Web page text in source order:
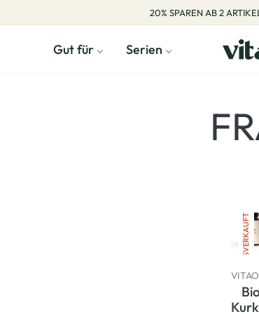
20% SPAREN AB 2
Gut für Serien
AUSVERKAUFT
Bio